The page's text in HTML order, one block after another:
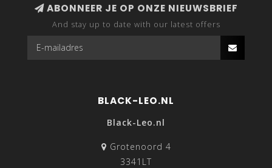
ABONNEER JE OP ONZE NIEUWSBRIEF
And stay up to date with our latest offers
BLACK-LEO.NL
Black-Leo.nl
Grotenoord 4
3341LT